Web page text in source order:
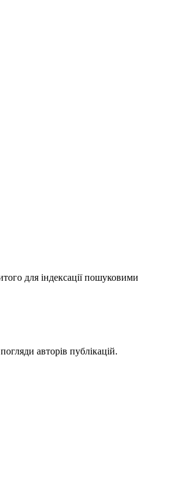
для індексації пошуковими
авторів публікацій.